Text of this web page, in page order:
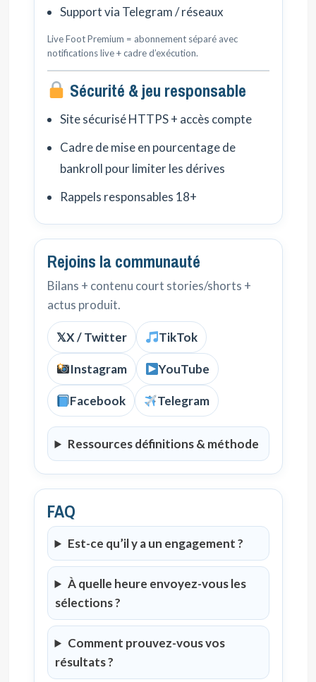
Support via Telegram / réseaux
Live Foot Premium = abonnement séparé avec
notifications live + cadre d’exécution.
Sécurité & jeu responsable
Site sécurisé HTTPS + accès compte
Cadre de mise en pourcentage de
bankroll pour limiter les dérives
Rappels responsables 18+
Rejoins la communauté
Bilans + contenu court stories/shorts +
actus produit.
𝕏X / Twitter TikTok
Instagram YouTube
Facebook Telegram
Ressources définitions & méthode
FAQ
Est-ce qu’il y a un engagement ?
À quelle heure envoyez-vous les
sélections ?
Comment prouvez-vous vos
résultats ?